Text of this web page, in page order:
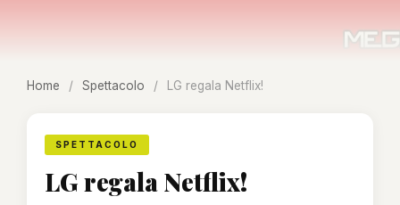
Home / Spettacolo / LG regala Netflix!
SPETTACOLO
LG regala Netflix!